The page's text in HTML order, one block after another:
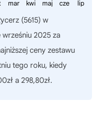
lip
cze
maj
kwi
mar
(5615) w
wrześniu 2025 za
ceny zestawu
tego roku, kiedy
a 298,80zł.